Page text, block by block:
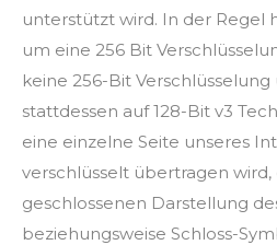
unterstützt wird. In der Regel
um eine 256 Bit
keine 256-Bit
stattdessen auf 128-Bit v3
eine einzelne Seite unseres
verschlüsselt übertragen
geschlossenen Darstellung
beziehungsweise Schloss-